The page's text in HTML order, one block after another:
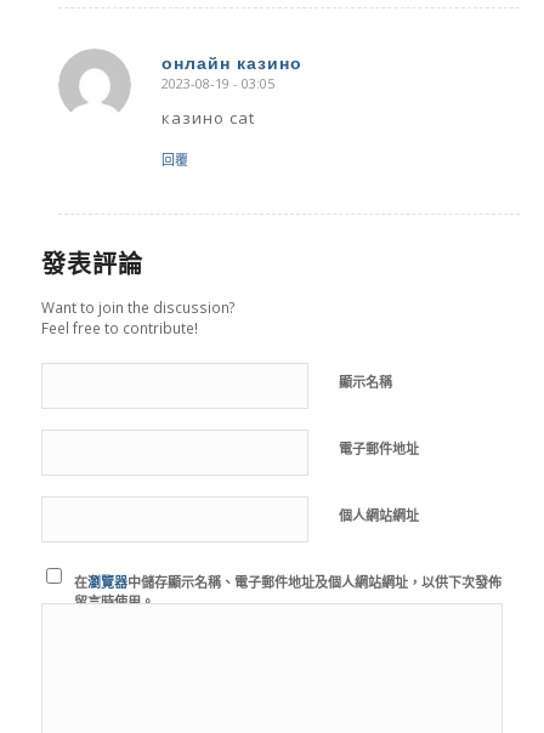
онлайн казино
says:
2023-08-19 - 03:05
казино cat
回覆
發表評論
Want to join the discussion?
Feel free to contribute!
顯示名稱
電子郵件地址
個人網站網址
在瀏覽器中儲存顯示名稱、電子郵件地址及個人網站網址，以供下次發佈
留言時使用。